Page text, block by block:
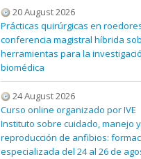
20 August 2026
Prácticas quirúrgicas en
conferencia magistral híbrida
herramientas para la
biomédica
24 August 2026
Curso online organizado por IVE
Instituto sobre cuidado, manejo y
reproducción de anfibios:
especializada del 24 al 26 de